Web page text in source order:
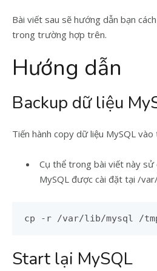
Bài viết sau sẽ hướng dẫn bạn
trong trường hợp trên.
Hướng dẫn
Backup dữ liệu
Tiến hành copy dữ liệu MySQL
Cụ thể trong bài viết này
MySQL được cài đặt tại /
cp -r /var/lib/mysql /
Start lại MySQL